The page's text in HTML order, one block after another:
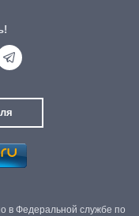
в Федеральной службе по